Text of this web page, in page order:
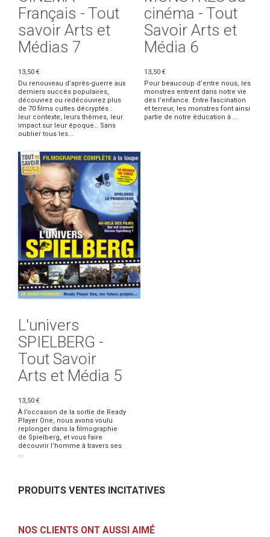
Français - Tout
savoir Arts et
Médias 7
13,50 €
Du renouveau d’après-guerre aux
derniers succès populaires,
découvrez ou redécouvrez plus
de 70 films cultes décryptés :
leur contexte, leurs thèmes, leur
impact sur leur époque… Sans
oublier tous les...
cinéma - Tout
Savoir Arts et
Média 6
13,50 €
Pour beaucoup d’entre nous, les
monstres entrent dans notre vie
dès l’enfance. Entre fascination
et terreur, les monstres font ainsi
partie de notre éducation à ...
L'univers
SPIELBERG -
Tout Savoir
Arts et Média 5
13,50 €
À l’occasion de la sortie de Ready
Player One, nous avons voulu
replonger dans la filmographie
de Spielberg, et vous faire
découvrir l’homme à travers ses
...
PRODUITS VENTES INCITATIVES
NOS CLIENTS ONT AUSSI AIMÉ